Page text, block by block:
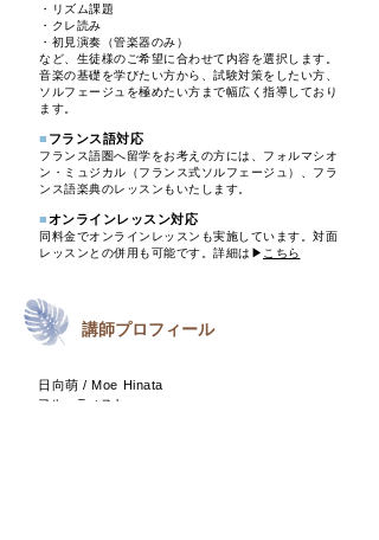
・リズム課題
・クレ読み
・初見演奏（管楽器のみ）
など、生徒様のご希望に合わせて内容を選択します。
音楽の基礎を学びたい方から、試験対策をしたい方、
ソルフェージュを極めたい方まで幅広く指導しており
ます。
■ フランス語対応
フランス語圏へ留学をお考えの方には、フォルマシオ
ン・ミュジカル（フランス式ソルフェージュ）、フラ
ンス語楽典のレッスンもいたします。
■ オンラインレッスン対応
同料金でオンラインレッスンも実施しています。対面
レッスンとの併用も可能です。詳細は▶︎ こちら
講師プロフィール
日向萌 / Moe Hinata
フルーティスト